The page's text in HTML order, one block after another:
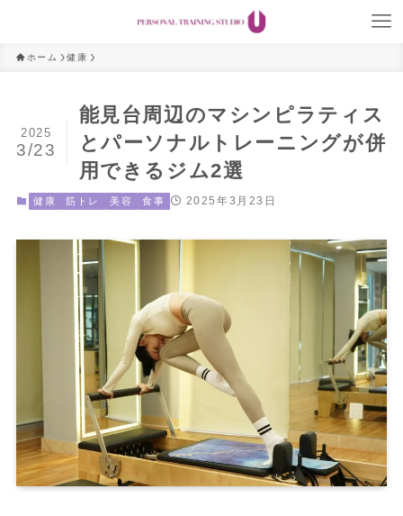
ホーム 健康
能見台周辺のマシンピラティス
とパーソナルトレーニングが併
用できるジム2選
2025
3/23
健康 筋トレ 美容 食事 2025年3月23日